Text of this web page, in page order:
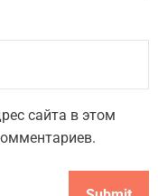
сайта в этом